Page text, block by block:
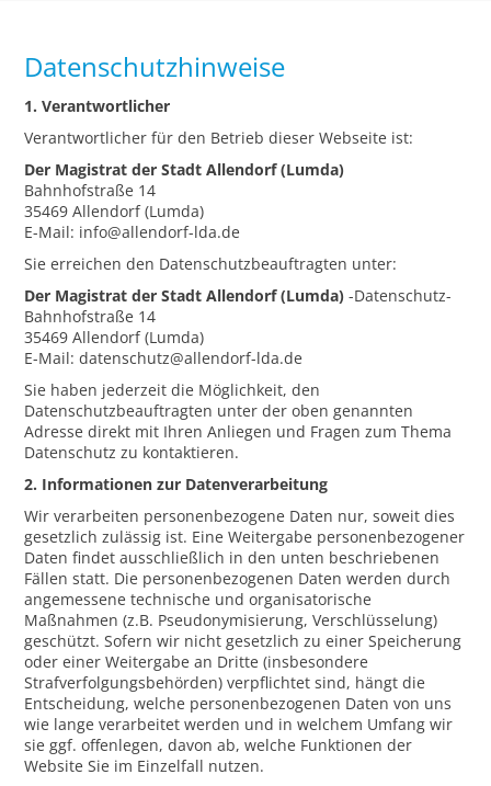
Datenschutzhinweise
1. Verantwortlicher
Verantwortlicher für den Betrieb dieser Webseite ist:
Der Magistrat der Stadt Allendorf (Lumda)
Bahnhofstraße 14
35469 Allendorf (Lumda)
E-Mail: info@allendorf-lda.de
Sie erreichen den Datenschutzbeauftragten unter:
Der Magistrat der Stadt Allendorf (Lumda) -Datenschutz-
Bahnhofstraße 14
35469 Allendorf (Lumda)
E-Mail: datenschutz@allendorf-lda.de
Sie haben jederzeit die Möglichkeit, den
Datenschutzbeauftragten unter der oben genannten
Adresse direkt mit Ihren Anliegen und Fragen zum Thema
Datenschutz zu kontaktieren.
2. Informationen zur Datenverarbeitung
Wir verarbeiten personenbezogene Daten nur, soweit dies
gesetzlich zulässig ist. Eine Weitergabe personenbezogener
Daten findet ausschließlich in den unten beschriebenen
Fällen statt. Die personenbezogenen Daten werden durch
angemessene technische und organisatorische
Maßnahmen (z.B. Pseudonymisierung, Verschlüsselung)
geschützt. Sofern wir nicht gesetzlich zu einer Speicherung
oder einer Weitergabe an Dritte (insbesondere
Strafverfolgungsbehörden) verpflichtet sind, hängt die
Entscheidung, welche personenbezogenen Daten von uns
wie lange verarbeitet werden und in welchem Umfang wir
sie ggf. offenlegen, davon ab, welche Funktionen der
Website Sie im Einzelfall nutzen.